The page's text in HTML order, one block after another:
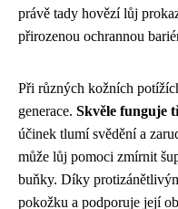
právě tady hovězí lůj
přirozenou ochrannou
Při různých kožních
generace. Skvěle funguje
účinek tlumí svědění a
může lůj pomoci zmírnit
buňky. Díky
pokožku a podporuje její